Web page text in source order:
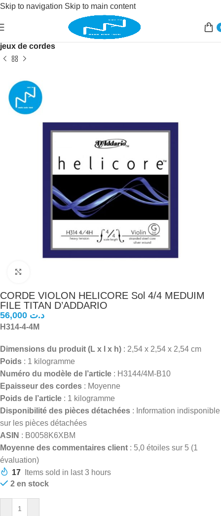
Skip to navigation Skip to main content
Instruments de musique/ instruments à cordes
jeux de cordes
CORDE VIOLON HELICORE Sol 4/4 MEDUIM
FILE TITAN D’ADDARIO
د.ت
H314-4-4M
Dimensions du produit (L x l x h) : 2,54 x 2,54 x 2,54 cm
Poids : 1 kilogramme
Numéro du modèle de l’article : H3144/4M-B10
Epaisseur des cordes : Moyenne
Poids de l’article : 1 kilogramme
Disponibilité des pièces détachées : Information indisponible
sur les pièces détachées
ASIN : B0058K6XBM
Moyenne des commentaires client : 5,0 étoiles sur 5 (1
évaluation)
17
Items sold in last 3 hours
2 en stock